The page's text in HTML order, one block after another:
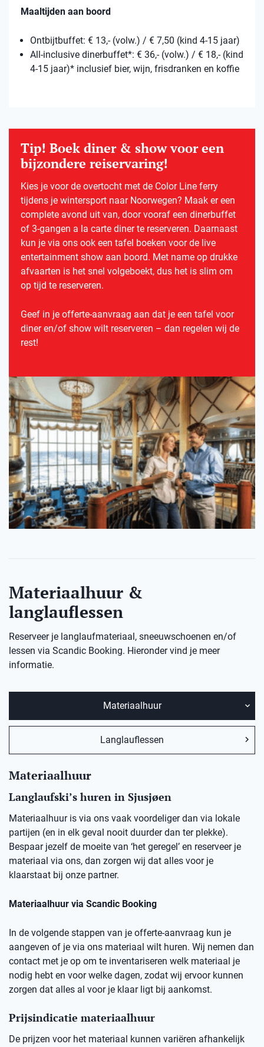
Maaltijden aan boord
Ontbijtbuffet: € 13,- (volw.) / € 7,50 (kind 4-15 jaar)
All-inclusive dinerbuffet*: € 36,- (volw.) / € 18,- (kind
4-15 jaar)* inclusief bier, wijn, frisdranken en koffie
Tip! Boek diner & show voor een
bijzondere reiservaring!
Kies je voor de overtocht met de Color Line ferry
tijdens je wintersport naar Noorwegen? Maak er een
complete avond uit van, door vooraf een dinerbuffet
of 3-gangen a la carte diner te reserveren. Daarnaast
kun je via ons ook een tafel boeken voor de live
entertainment show aan boord. Met name op drukke
afvaarten is het snel volgeboekt, dus het is slim om
op tijd te reserveren.
Geef in je offerte-aanvraag aan dat je een tafel voor
diner en/of show wilt reserveren – dan regelen wij de
rest!
Materiaalhuur &
langlauflessen
Reserveer je langlaufmateriaal, sneeuwschoenen en/of
lessen via Scandic Booking. Hieronder vind je meer
informatie.
Materiaalhuur
Langlauflessen
Materiaalhuur
Langlaufski’s huren in Sjusjøen
Materiaalhuur is via ons vaak voordeliger dan via lokale
partijen (en in elk geval nooit duurder dan ter plekke).
Bespaar jezelf de moeite van ‘het geregel’ en reserveer je
materiaal via ons, dan zorgen wij dat alles voor je
klaarstaat bij onze partner.
Materiaalhuur via Scandic Booking
In de volgende stappen van je offerte-aanvraag kun je
aangeven of je via ons materiaal wilt huren. Wij nemen dan
contact met je op om te inventariseren welk materiaal je
nodig hebt en voor welke dagen, zodat wij ervoor kunnen
zorgen dat alles al voor je klaar ligt bij aankomst.
Prijsindicatie materiaalhuur
De prijzen voor het materiaal kunnen variëren afhankelijk